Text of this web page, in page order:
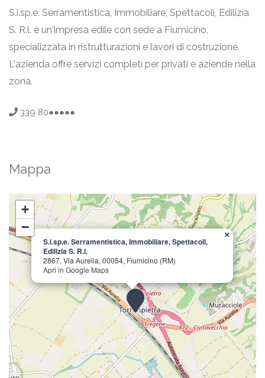
S.i.sp.e. Serramentistica, Immobiliare, Spettacoli, Edilizia
S. R.l. è un'impresa edile con sede a Fiumicino,
specializzata in ristrutturazioni e lavori di costruzione.
L'azienda offre servizi completi per privati e aziende nella
zona.
339 80●●●●●
Mappa
S.i.sp.e. Serramentistica, Immobiliare, Spettacoli,
Edilizia S. R.l.
2867, Via Aurelia, 00054, Fiumicino (RM)
Apri in Google Maps
×
+
−